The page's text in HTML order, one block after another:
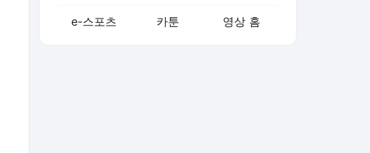
e-스포츠 카툰 영상 홈